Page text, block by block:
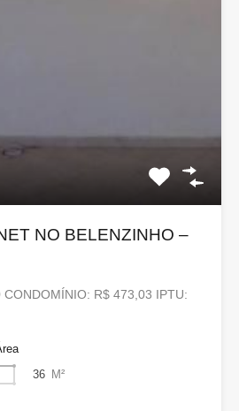
NO BELENZINHO –
R$ 473,03 IPTU:
36 M²